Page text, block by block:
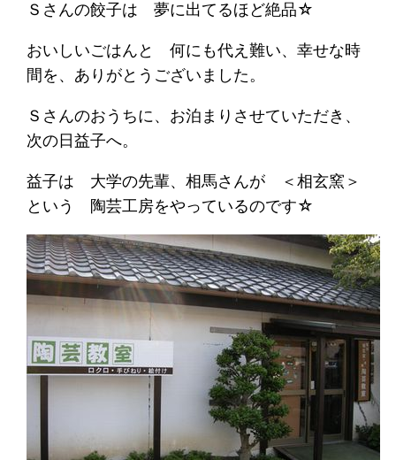
Ｓさんの餃子は 夢に出てるほど絶品☆
おいしいごはんと 何にも代え難い、幸せな時
間を、ありがとうございました。
Ｓさんのおうちに、お泊まりさせていただき、
次の日益子へ。
益子は 大学の先輩、相馬さんが ＜相玄窯＞
という 陶芸工房をやっているのです☆